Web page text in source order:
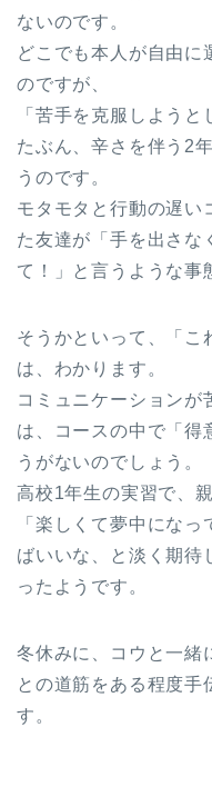
ないのです。
どこでも本人が自由に
のですが、
「苦手を克服しようと
たぶん、辛さを伴う2
うのです。
モタモタと行動の遅い
た友達が「手を出さな
て！」と言うような事
そうかといって、「こ
は、わかります。
コミュニケーションが
は、コースの中で「得
うがないのでしょう。
高校1年生の実習で、
「楽しくて夢中にな
ばいいな、と淡く期待
ったようです。
冬休みに、コウと一緒
との道筋をある程度
す。